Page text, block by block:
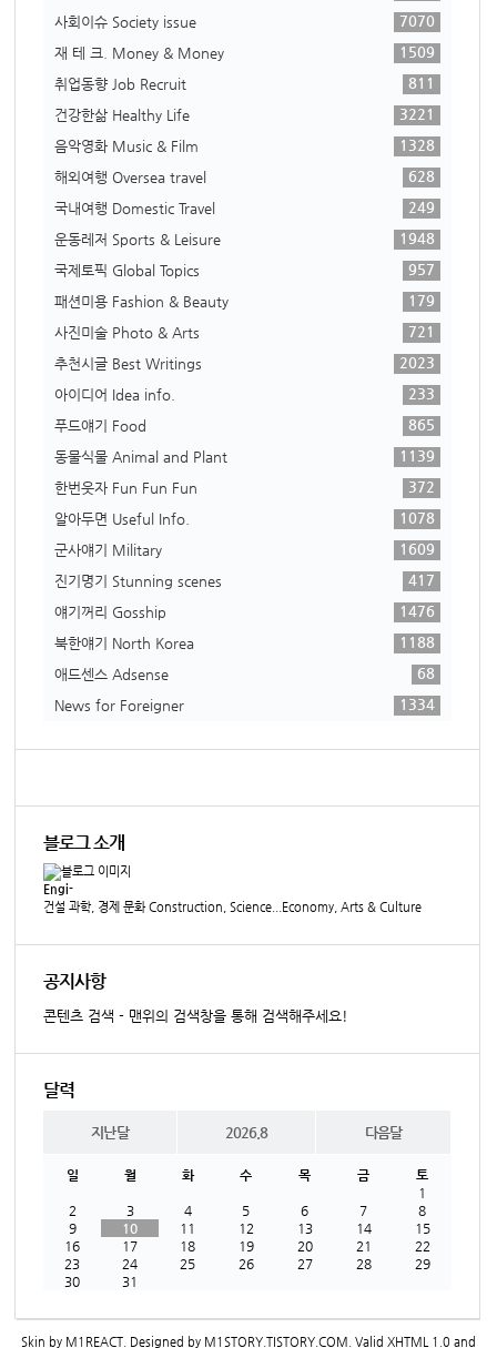
사회이슈 Society issue
7070
재 테 크. Money & Money
1509
취업동향 Job Recruit
811
건강한삶 Healthy Life
3221
음악영화 Music & Film
1328
해외여행 Oversea travel
628
국내여행 Domestic Travel
249
운동레저 Sports & Leisure
1948
국제토픽 Global Topics
957
패션미용 Fashion & Beauty
179
사진미술 Photo & Arts
721
추천시글 Best Writings
2023
아이디어 Idea info.
233
푸드얘기 Food
865
동물식물 Animal and Plant
1139
한번웃자 Fun Fun Fun
372
알아두면 Useful Info.
1078
군사얘기 Military
1609
진기명기 Stunning scenes
417
얘기꺼리 Gosship
1476
북한얘기 North Korea
1188
애드센스 Adsense
68
News for Foreigner
1334
블로그 소개
Engi-
건설 과학, 경제 문화 Construction, Science...Economy, Arts & Culture
공지사항
콘텐츠 검색 - 맨위의 검색창을 통해 검색해주세요!
달력
지난달 2026.8 다음달
일 월 화 수 목 금
토
1
2
3 4 5 6 7
8
9
10 11 12 13 14
15
16
17 18 19 20 21
22
23
24 25 26 27 28
29
30
31
Skin by M1REACT . Designed by M1STORY.TISTORY.COM . Valid XHTML 1.0 and